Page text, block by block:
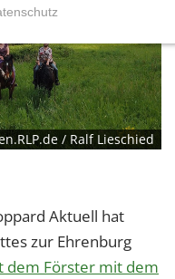
/ Ralf Lieschied
Aktuell hat
zur Ehrenburg
dem Förster mit dem
grundlegende
Funktion
Benutzers